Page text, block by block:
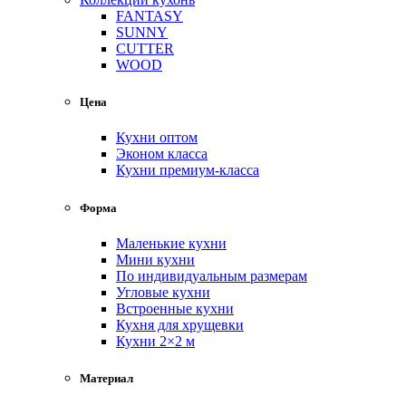
FANTASY
SUNNY
CUTTER
WOOD
Цена
Кухни оптом
Эконом класса
Кухни премиум-класса
Форма
Маленькие кухни
Мини кухни
По индивидуальным размерам
Угловые кухни
Встроенные кухни
Кухня для хрущевки
Кухни 2×2 м
Материал